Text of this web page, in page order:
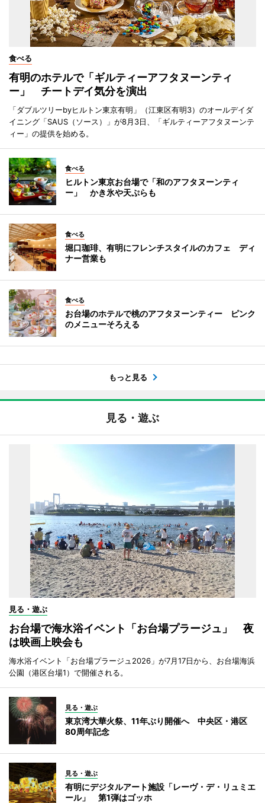
食べる
有明のホテルで「ギルティーアフタヌーンティ
ー」 チートデイ気分を演出
「ダブルツリーbyヒルトン東京有明」（江東区有明3）のオールデイダ
イニング「SAUS（ソース）」が8月3日、「ギルティーアフタヌーンテ
ィー」の提供を始める。
食べる
ヒルトン東京お台場で「和のアフタヌーンティ
ー」 かき氷や天ぷらも
食べる
堀口珈琲、有明にフレンチスタイルのカフェ ディ
ナー営業も
食べる
お台場のホテルで桃のアフタヌーンティー ピンク
のメニューそろえる
もっと見る
見る・遊ぶ
見る・遊ぶ
お台場で海水浴イベント「お台場プラージュ」 夜
は映画上映会も
海水浴イベント「お台場プラージュ2026」が7月17日から、お台場海浜
公園（港区台場1）で開催される。
見る・遊ぶ
東京湾大華火祭、11年ぶり開催へ 中央区・港区
80周年記念
見る・遊ぶ
有明にデジタルアート施設「レーヴ・デ・リュミエ
ール」 第1弾はゴッホ